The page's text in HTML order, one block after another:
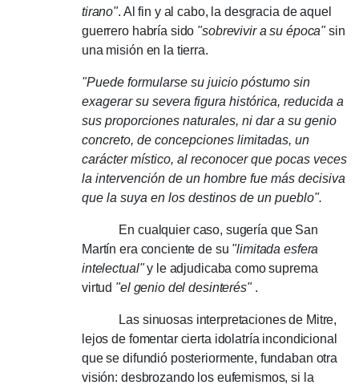
tirano". Al fin y al cabo, la desgracia de aquel
guerrero habría sido "sobrevivir a su época"sin
una misión en la tierra.
"Puede formularse su juicio póstumo sin
exagerar su severa figura histórica, reducida a
sus proporciones naturales, ni dar a su genio
concreto, de concepciones limitadas, un
carácter místico, al reconocer que pocas veces
la intervención de un hombre fue más decisiva
que la suya en los destinos de un pueblo".
En cualquier caso, sugería que San
Martín era conciente de su "limitada esfera
intelectual"y le adjudicaba como suprema
virtud "el genio del desinterés".
Las sinuosas interpretaciones de Mitre,
lejos de fomentar cierta idolatría incondicional
que se difundió posteriormente, fundaban otra
visión: desbrozando los eufemismos, si la